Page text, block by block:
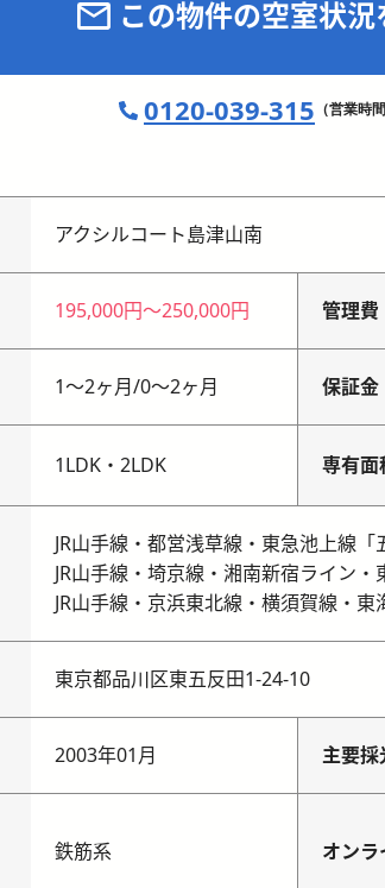
この物件の空室状況
0120-039-315 （営業時
アクシルコート島津山南
195,000円〜250,000円 管理費
1〜2ヶ月/0〜2ヶ月 保証金
1LDK・2LDK 専有面
JR山手線・都営浅草線・東急池上線
JR山手線・埼京線・湘南新宿ライン
JR山手線・京浜東北線・横須賀線・
東京都品川区東五反田1-24-10
2003年01月 主要採
鉄筋系 オン